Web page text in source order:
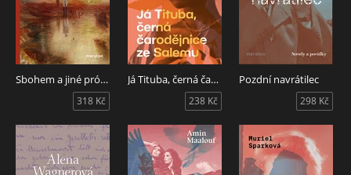
Sbohem a jiné prózy
318 Kč
Já Tituba, černá čarodějnice ze Salemu
238 Kč
Pozdní navrátilec
298 Kč